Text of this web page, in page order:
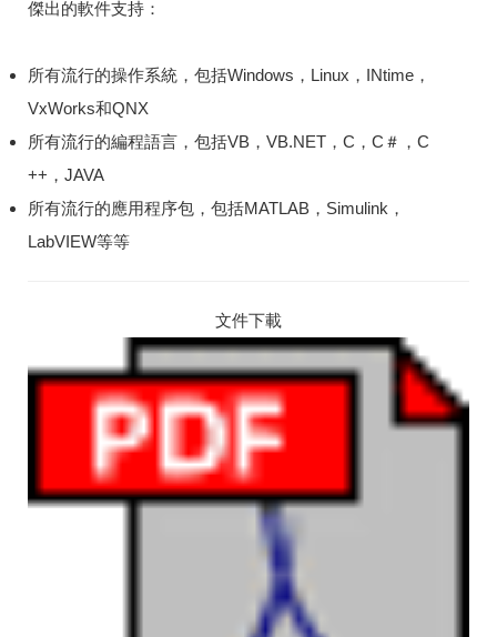
傑出的軟件支持：
所有流行的操作系統，包括Windows，Linux，INtime，
VxWorks和QNX
所有流行的編程語言，包括VB，VB.NET，C，C＃，C
++，JAVA
所有流行的應用程序包，包括MATLAB，Simulink，
LabVIEW等等
文件下載